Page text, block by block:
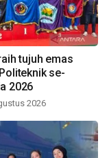
tujuh emas
se-
2026
2026